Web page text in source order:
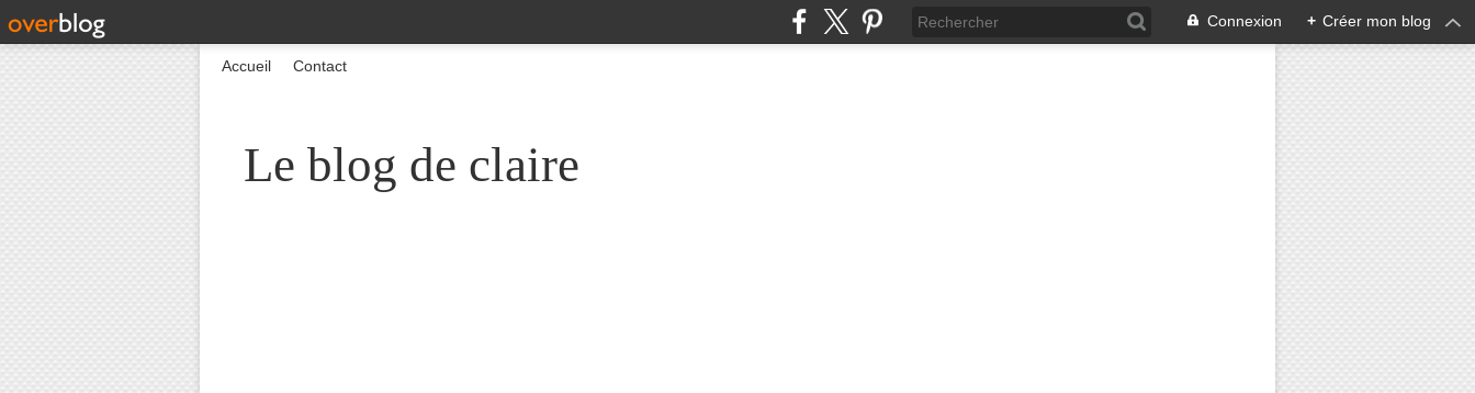
Connexion + Créer mon blog
Le blog de claire
Accueil Contact